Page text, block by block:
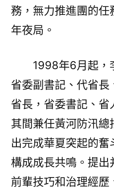
務，無力推進團的
年夜局。
1998年6月起，
省委副書記、代省長
省長，省委書記、省
其間兼任黃河防汛
出完成華夏突起的
構成成長共鳴。提出
前輩技巧和治理經